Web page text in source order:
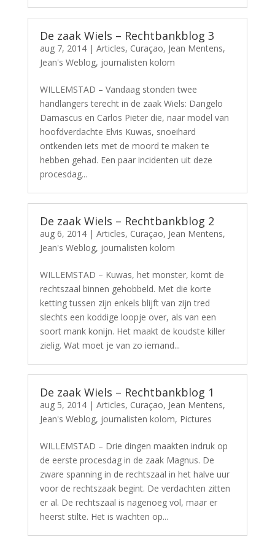
De zaak Wiels – Rechtbankblog 3
aug 7, 2014| Articles, Curaçao, Jean Mentens,
Jean's Weblog, journalisten kolom
WILLEMSTAD – Vandaag stonden twee
handlangers terecht in de zaak Wiels: Dangelo
Damascus en Carlos Pieter die, naar model van
hoofdverdachte Elvis Kuwas, snoeihard
ontkenden iets met de moord te maken te
hebben gehad. Een paar incidenten uit deze
procesdag...
De zaak Wiels – Rechtbankblog 2
aug 6, 2014| Articles, Curaçao, Jean Mentens,
Jean's Weblog, journalisten kolom
WILLEMSTAD – Kuwas, het monster, komt de
rechtszaal binnen gehobbeld. Met die korte
ketting tussen zijn enkels blijft van zijn tred
slechts een koddige loopje over, als van een
soort mank konijn. Het maakt de koudste killer
zielig. Wat moet je van zo iemand...
De zaak Wiels – Rechtbankblog 1
aug 5, 2014| Articles, Curaçao, Jean Mentens,
Jean's Weblog, journalisten kolom, Pictures
WILLEMSTAD – Drie dingen maakten indruk op
de eerste procesdag in de zaak Magnus. De
zware spanning in de rechtszaal in het halve uur
voor de rechtszaak begint. De verdachten zitten
er al. De rechtszaal is nagenoeg vol, maar er
heerst stilte. Het is wachten op...